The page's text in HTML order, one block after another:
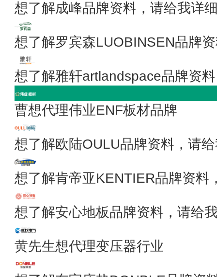
想了解成峰品牌资料，请给我详
想了解雅轩artlandspace品牌资
曹想代理伟业ENF板材品牌
想了解欧陆OULU品牌资料，请
想了解肯帝亚KENTIER品牌资料
想了解安心地板品牌资料，请给
黄先生想代理变压器行业